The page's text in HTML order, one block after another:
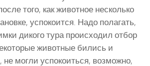
того, как животное несколько
успокоится. Надо полагать,
дикого тура происходил отбор
животные бились и
могли успокоиться, возможно,